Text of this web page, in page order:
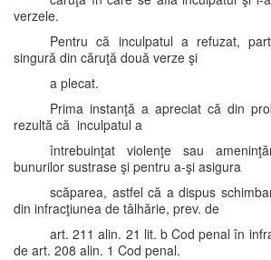
verzele.
Pentru că inculpatul a refuzat,
singură din căruţă două verze şi
a plecat.
Prima instanţă a apreciat că din
rezultă că inculpatul a
întrebuinţat violenţe sau
bunurilor sustrase şi pentru a-şi asigura
scăparea, astfel că a dispus
din infracţiunea de tâlhărie, prev. de
art. 211 alin. 21 lit. b Cod penal în
de art. 208 alin. 1 Cod penal.